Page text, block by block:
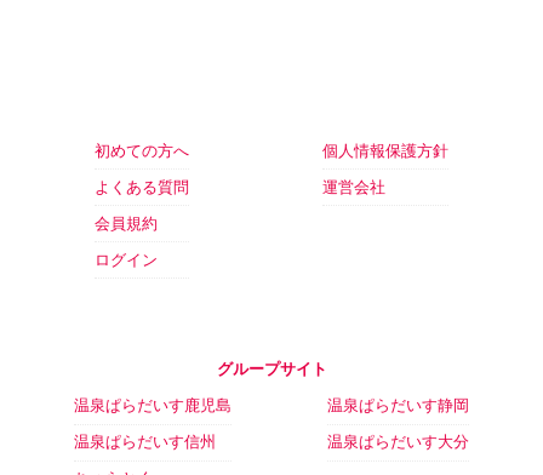
初めての方へ
よくある質問
会員規約
ログイン
個人情報保護方針
運営会社
グループサイト
温泉ぱらだいす鹿児島
温泉ぱらだいす信州
温泉ぱらだいす静岡
温泉ぱらだいす大分